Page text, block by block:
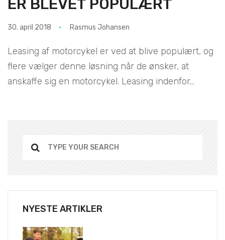
ER BLEVET POPULÆRT
30. april 2018 Rasmus Johansen
Leasing af motorcykel er ved at blive populært, og
flere vælger denne løsning når de ønsker, at
anskaffe sig en motorcykel. Leasing indenfor...
NYESTE ARTIKLER